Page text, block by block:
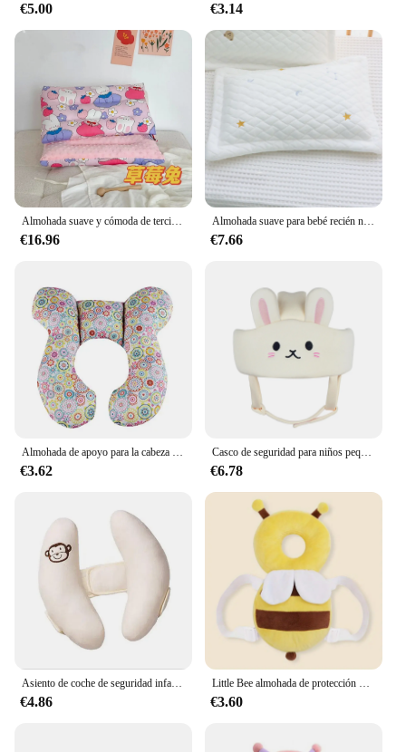
€5.00 €3.14
Almohada suave y cómoda de terciopelo para bebé recién nacido, reposacabezas para dormir, transpirable, amor de mamá
€16.96
Almohada suave para bebé recién nacido, ropa de cama, decoración de habitación, accesorios para madres y niños
€7.66
Almohada de apoyo para la cabeza del bebé, conjunto de cinturón protector de viaje para asiento de coche, soporte para la cabeza y el cuello para recién nacidos, cojín para reposacabezas en forma de U
€3.62
Casco de seguridad para niños pequeños, cojín para la cabeza, Protector de cabeza para recién nacidos, malla transpirable, almohadas protectoras
€6.78
€4.86 €3.60